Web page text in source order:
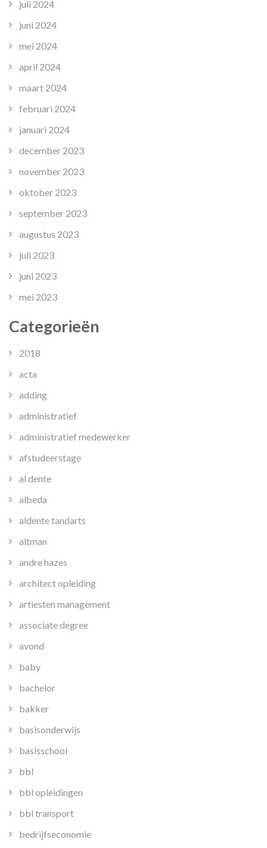
juli 2024
juni 2024
mei 2024
april 2024
maart 2024
februari 2024
januari 2024
december 2023
november 2023
oktober 2023
september 2023
augustus 2023
juli 2023
juni 2023
mei 2023
Categorieën
2018
acta
adding
administratief
administratief medewerker
afstudeerstage
al dente
albeda
aldente tandarts
altman
andre hazes
architect opleiding
artiesten management
associate degree
avond
baby
bachelor
bakker
basisonderwijs
basisschool
bbl
bbl opleidingen
bbl transport
bedrijfseconomie